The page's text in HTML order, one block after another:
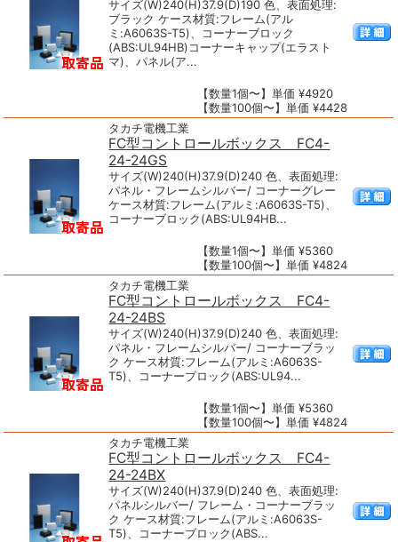
サイズ(W)240(H)37.9(D)190 色、表面処理:
ブラック ケース材質:フレーム(アル
ミ:A6063S-T5)、コーナーブロック
(ABS:UL94HB)コーナーキャップ(エラスト
マ)、パネル(ア...
【数量1個〜】単価 ¥4920
【数量100個〜】単価 ¥4428
タカチ電機工業
FC型コントロールボックス FC4-
24-24GS
サイズ(W)240(H)37.9(D)240 色、表面処理:
パネル・フレームシルバー/ コーナーグレー
ケース材質:フレーム(アルミ:A6063S-T5)、
コーナーブロック(ABS:UL94HB...
【数量1個〜】単価 ¥5360
【数量100個〜】単価 ¥4824
タカチ電機工業
FC型コントロールボックス FC4-
24-24BS
サイズ(W)240(H)37.9(D)240 色、表面処理:
パネル・フレームシルバー/ コーナーブラッ
ク ケース材質:フレーム(アルミ:A6063S-
T5)、コーナーブロック(ABS:UL94...
【数量1個〜】単価 ¥5360
【数量100個〜】単価 ¥4824
タカチ電機工業
FC型コントロールボックス FC4-
24-24BX
サイズ(W)240(H)37.9(D)240 色、表面処理:
パネルシルバー/ フレーム・コーナーブラッ
ク ケース材質:フレーム(アルミ:A6063S-
T5)、コーナーブロック(ABS...